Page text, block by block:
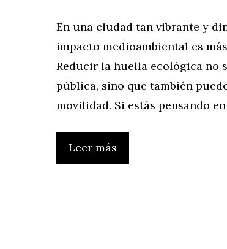
En una ciudad tan vibrante y
impacto medioambiental es
Reducir la huella ecológica no
pública, sino que también
movilidad. Si estás pensando
Leer más